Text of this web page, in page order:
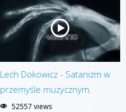
Lech Dokowicz - Satanizm w
przemyśle muzycznym.
52557 views